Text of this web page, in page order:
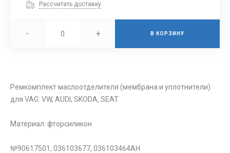
Рассчитать доставку
- + В КОРЗИНУ
Ремкомплект маслоотделителя (мембрана и уплотнители)
для VAG: VW, AUDI, SKODA, SEAT
Материал: фторсиликон
№90617501, 036103677, 036103464AH